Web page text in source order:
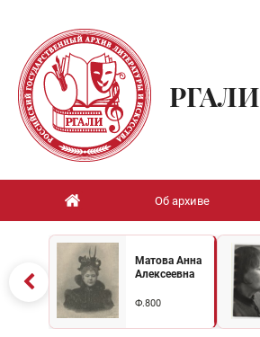
РГАЛИ
Об архиве
Матова Анна
Алексеевна
Ф.800